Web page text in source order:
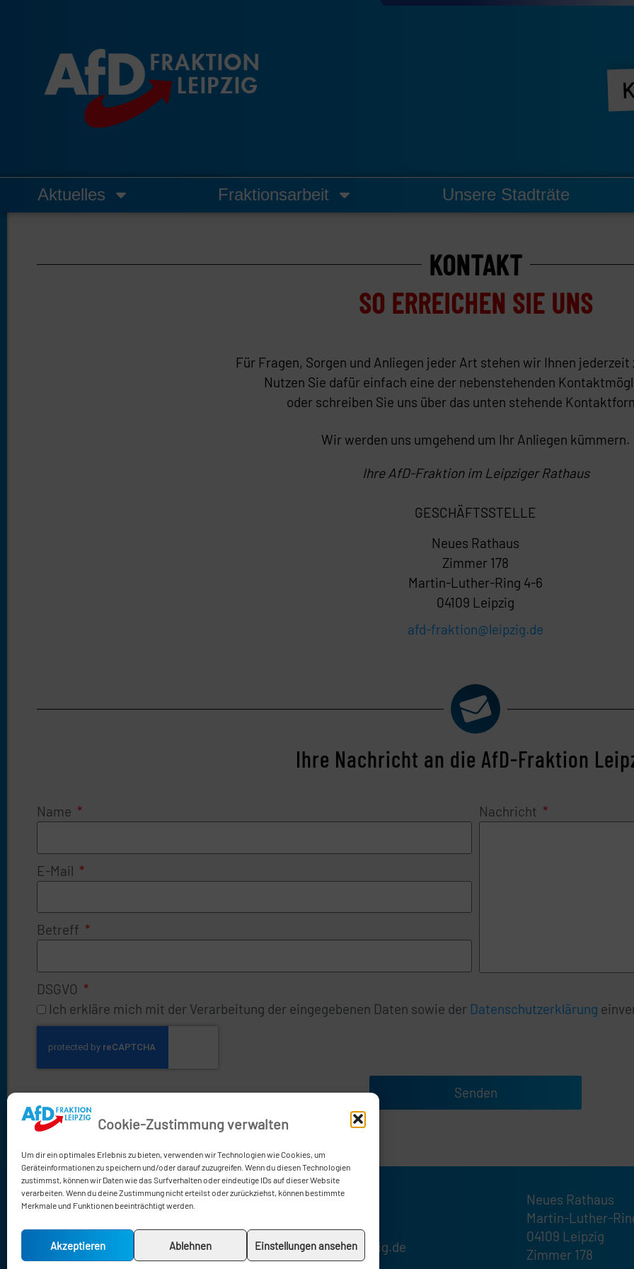
Cookie-Zustimmung verwalten
Um dir ein optimales Erlebnis zu bieten, verwenden wir Technologien wie Cookies, um
Geräteinformationen zu speichern und/oder darauf zuzugreifen. Wenn du diesen Technologien
zustimmst, können wir Daten wie das Surfverhalten oder eindeutige IDs auf dieser Website
verarbeiten. Wenn du deine Zustimmung nicht erteilst oder zurückziehst, können bestimmte
Merkmale und Funktionen beeinträchtigt werden.
Akzeptieren Ablehnen Einstellungen ansehen
Aktuelles Fraktionsarbeit Unsere Stadträte
KONTAKT
SO ERREICHEN SIE UNS
Für Fragen, Sorgen und Anliegen jeder Art stehen wir Ihnen jederzeit
Nutzen Sie dafür einfach eine der nebenstehenden
oder schreiben Sie uns über das unten stehende
Wir werden uns umgehend um Ihr Anliegen kümmern.
Ihre AfD-Fraktion im Leipziger Rathaus
GESCHÄFTSSTELLE
Neues Rathaus
Zimmer 178
Martin-Luther-Ring 4-6
04109 Leipzig
afd-fraktion@leipzig.de
Ihre Nachricht an die AfD-Fraktion
Name
E-Mail
Betreff
Nachricht
DSGVO
Ich erkläre mich mit der Verarbeitung der eingegebenen Daten sowie der Datenschutzerklärung
Senden
0341 / 1232185
afd-fraktion@leipzig.de
Neues Rathaus
Martin-Luther-
04109 Leipzig
Zimmer 178